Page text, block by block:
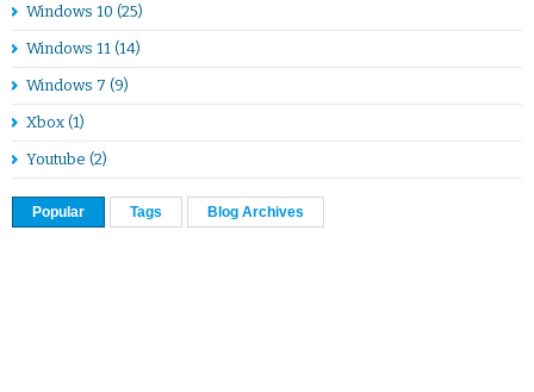
Windows 10 (25)
Windows 11 (14)
Windows 7 (9)
Xbox (1)
Youtube (2)
Popular Tags Blog Archives